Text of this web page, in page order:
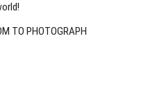
TO PHOTOGRAPH